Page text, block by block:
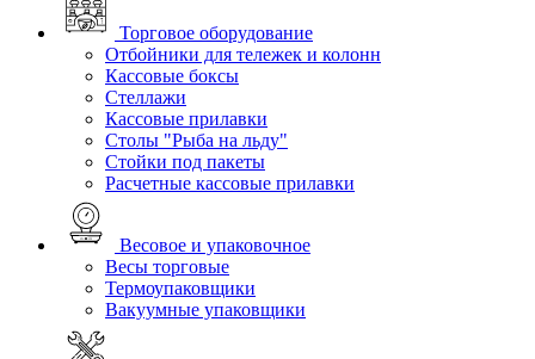
Торговое оборудование
Отбойники для тележек и колонн
Кассовые боксы
Стеллажи
Кассовые прилавки
Столы "Рыба на льду"
Стойки под пакеты
Расчетные кассовые прилавки
Весовое и упаковочное
Весы торговые
Термоупаковщики
Вакуумные упаковщики